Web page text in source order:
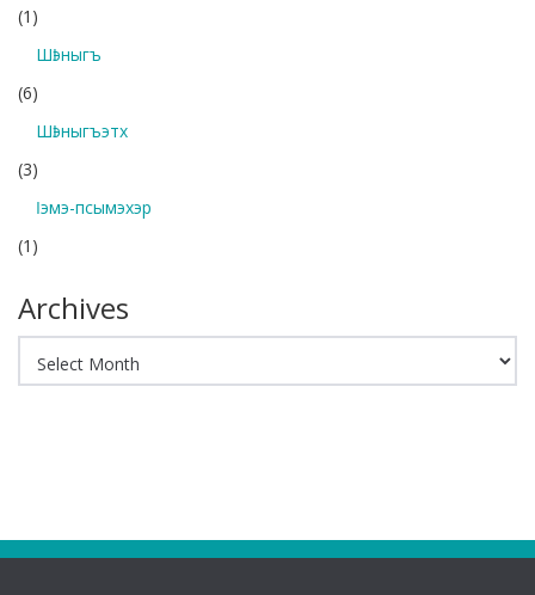
(1)
Шӏэныгъ
(6)
Шӏэныгъэтх
(3)
Ӏэмэ-псымэхэр
(1)
Archives